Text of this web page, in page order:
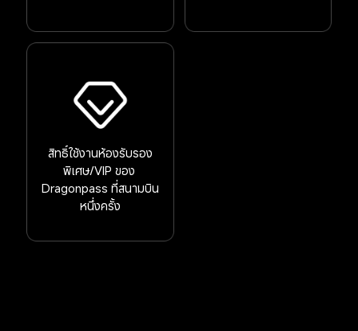
สิทธิ์ใช้งานห้องรับรอง
พิเศษ/VIP ของ
Dragonpass ที่สนามบิน
หนึ่งครั้ง